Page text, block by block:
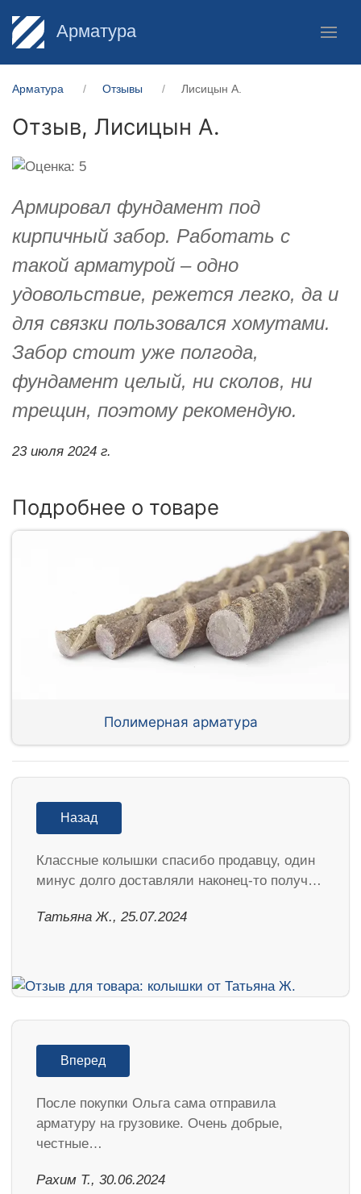
Арматура
Арматура Отзывы Лисицын А.
Отзыв, Лисицын А.
Армировал фундамент под
кирпичный забор. Работать с
такой арматурой – одно
удовольствие, режется легко, да и
для связки пользовался хомутами.
Забор стоит уже полгода,
фундамент целый, ни сколов, ни
трещин, поэтому рекомендую.
23 июля 2024 г.
Подробнее о товаре
Полимерная арматура
Назад
Классные колышки спасибо продавцу, один
минус долго доставляли наконец-то получ…
Татьяна Ж., 25.07.2024
Вперед
После покупки Ольга сама отправила
арматуру на грузовике. Очень добрые,
честные…
Рахим Т., 30.06.2024